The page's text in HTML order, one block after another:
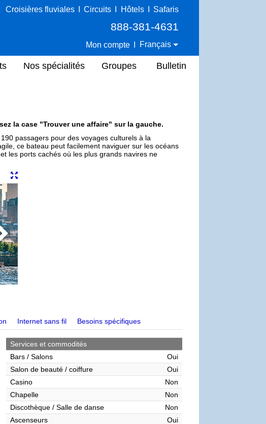
Croisières fluviales Circuits Hôtels Safaris
888-381-4631
Mon compte Français
Nos spécialités Groupes Bulletin
la case "Trouver une affaire" sur la gauche.
passagers pour des voyages culturels à la
ce bateau peut facilement naviguer sur les océans
les ports cachés où les plus grands navires ne
Next
Internet sans fil Besoins spécifiques
Services et commodités
Bars / Salons
Oui
Salon de beauté / coiffure
Oui
Casino
Non
Chapelle
Non
Discothèque / Salle de danse
Non
Ascenseurs
Oui